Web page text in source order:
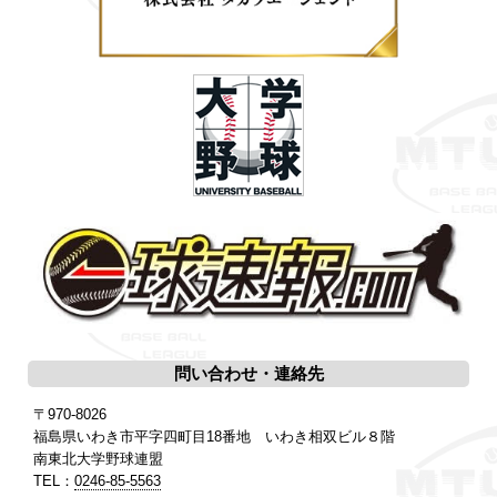
問い合わせ・連絡先
〒970-8026
福島県いわき市平字四町目18番地 いわき相双ビル８階
南東北大学野球連盟
TEL： 0246-85-5563